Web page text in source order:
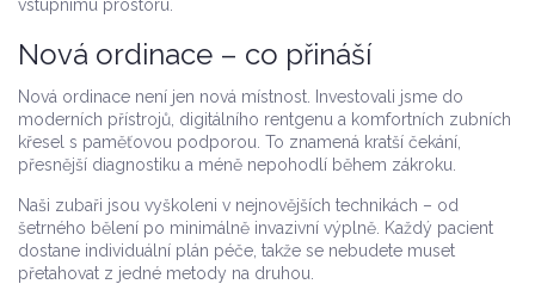
vstupnímu prostoru.
Nová ordinace – co přináší
Nová ordinace není jen nová místnost. Investovali jsme do
moderních přístrojů, digitálního rentgenu a komfortních zubních
křesel s paměťovou podporou. To znamená kratší čekání,
přesnější diagnostiku a méně nepohodlí během zákroku.
Naši zubaři jsou vyškoleni v nejnovějších technikách – od
šetrného bělení po minimálně invazivní výplně. Každý pacient
dostane individuální plán péče, takže se nebudete muset
přetahovat z jedné metody na druhou.